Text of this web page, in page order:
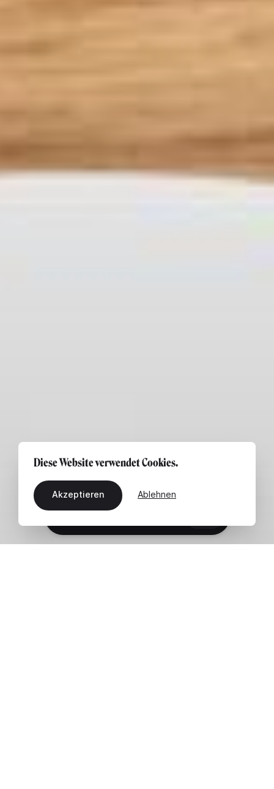
Diese Website verwendet Cookies.
Akzeptieren Ablehnen